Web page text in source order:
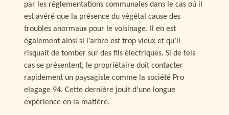
par les réglementations communales dans le cas où il
est avéré que la présence du végétal cause des
troubles anormaux pour le voisinage. Il en est
également ainsi si l’arbre est trop vieux et qu’il
risquait de tomber sur des fils électriques. Si de tels
cas se présentent, le propriétaire doit contacter
rapidement un paysagiste comme la société Pro
elagage 94. Cette dernière jouit d’une longue
expérience en la matière.